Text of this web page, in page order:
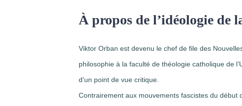
À propos de l’idéologie de
Viktor Orban est devenu le chef de file des
philosophie à la faculté de théologie catholique de
d’un point de vue critique.
Contrairement aux mouvements fascistes du